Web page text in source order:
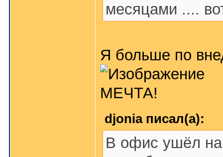
месяцами ....
Я больше по
МЕЧТА!
djonia писал(а):
В офис ушёл